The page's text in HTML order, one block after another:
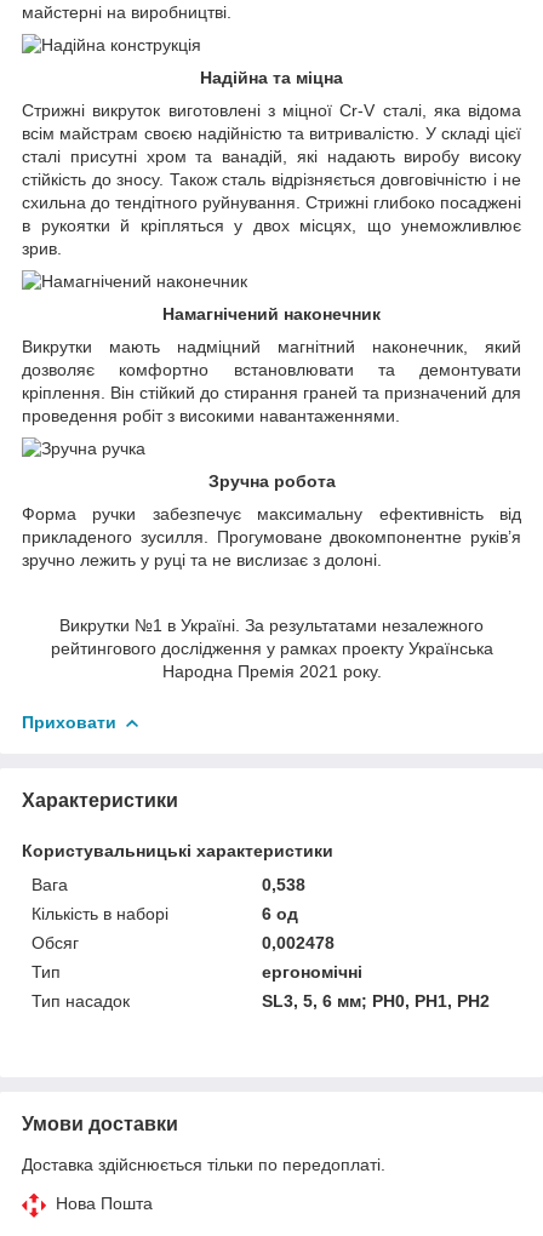
майстерні на виробництві.
Надійна та міцна
Стрижні викруток виготовлені з міцної Cr-V сталі, яка відома
всім майстрам своєю надійністю та витривалістю. У складі цієї
сталі присутні хром та ванадій, які надають виробу високу
стійкість до зносу. Також сталь відрізняється довговічністю і не
схильна до тендітного руйнування. Стрижні глибоко посаджені
в рукоятки й кріпляться у двох місцях, що унеможливлює
зрив.
Намагнічений наконечник
Викрутки мають надміцний магнітний наконечник, який
дозволяє комфортно встановлювати та демонтувати
кріплення. Він стійкий до стирання граней та призначений для
проведення робіт з високими навантаженнями.
Зручна робота
Форма ручки забезпечує максимальну ефективність від
прикладеного зусилля. Прогумоване двокомпонентне руків’я
зручно лежить у руці та не вислизає з долоні.
Викрутки №1 в Україні. За результатами незалежного
рейтингового дослідження у рамках проекту Українська
Народна Премія 2021 року.
Приховати
Характеристики
Користувальницькі характеристики
Вага
0,538
Кількість в наборі
6 од
Обсяг
0,002478
Тип
ергономічні
Тип насадок
SL3, 5, 6 мм; PH0, PH1, PH2
Умови доставки
Доставка здійснюється тільки по передоплаті.
Нова Пошта